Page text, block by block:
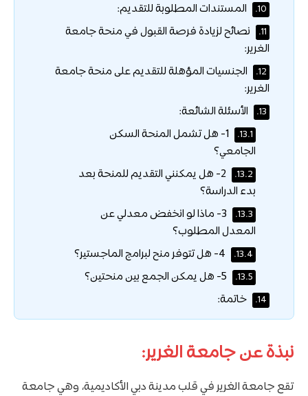
10. المستندات المطلوبة للتقديم:
11.
نصائح لزيادة فرصة القبول في منحة جامعة
الغرير:
12.
الجنسيات المؤهلة للتقديم على منحة جامعة
الغرير:
13. الأسئلة الشائعة:
13.1.
1- هل تشمل المنحة السكن
الجامعي؟
13.2.
2- هل يمكنني التقديم للمنحة بعد
بدء الدراسة؟
13.3.
3- ماذا لو انخفض معدلي عن
المعدل المطلوب؟
13.4.
13.5.
14. خاتمة:
نبذة عن جامعة الغرير:
تقع جامعة الغرير في قلب مدينة دبي الأكاديمية، وهي جامعة